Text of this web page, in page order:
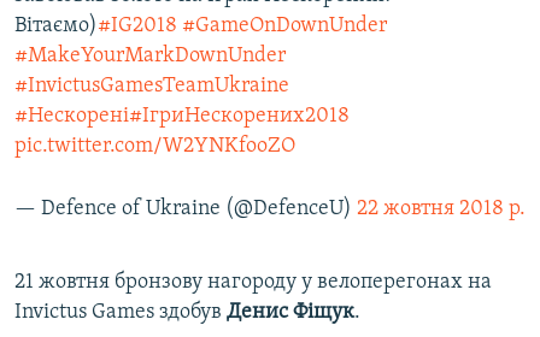
Вітаємо)#IG2018 #GameOnDownUnder
#MakeYourMarkDownUnder
#InvictusGamesTeamUkraine
#Нескорені#ІгриНескорених2018
pic.twitter.com/W2YNKfooZO
— Defence of Ukraine (@DefenceU) 22 жовтня 2018 р.
21 жовтня бронзову нагороду у велоперегонах на
Invictus Games здобув Денис Фіщук.